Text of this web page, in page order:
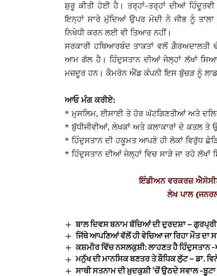
ਸ਼ੁਰੂ ਕੀਤੀ ਹੋਈ ਹੈ। ਤਰ੍ਹਾਂ-ਤਰ੍ਹਾਂ ਦੀਆਂ ਹਿੰਦੂਤਵੀ
ਇਨ੍ਹਾਂ ਸਾਰੇ ਮੁੱਦਿਆਂ ਉਪਰ ਮੋਦੀ ਨੇ ਜੀਭ ਨੂੰ
ਨਿਖੇਧੀ ਕਰਨ ਲਈ ਵੀ ਤਿਆਰ ਨਹੀਂ।
ਸਰਕਾਰੀ ਹਥਿਆਰਬੰਦ ਤਾਕਤਾਂ ਵਲੋਂ ਗ਼ੈਰਅਦਾਲਤੀ
ਆਮ ਗੱਲ ਹੈ। ਹਿੰਦੁਸਤਾਨ ਦੀਆਂ ਜੇਲ੍ਹਾਂ ਲੱਖਾਂ
ਮਜ਼ਦੂਰ ਹਨ। ਕੈਮਰੋਨ ਐਂਡ ਕੰਪਨੀ ਇਸ ਬੁੱਚੜ ਨੂੰ
ਆਓ ਮੰਗ ਕਰੀਏ:
* ਮੁਸਲਿਮ, ਈਸਾਈ ਤੇ ਹੋਰ ਘੱਟਗਿਣਤੀਆਂ ਅਤੇ
* ਬੁੱਧੀਜੀਵੀਆਂ, ਲੇਖਕਾਂ ਅਤੇ ਕਲਾਕਾਰਾਂ ਦੇ ਕਤਲ ਤੇ
* ਹਿੰਦੁਸਤਾਨ ਦੀ ਹਕੂਮਤ ਆਪਣੇ ਹੀ ਲੋਕਾਂ ਵਿਰੁੱਧ
* ਹਿੰਦੁਸਤਾਨ ਦੀਆਂ ਜੇਲ੍ਹਾਂ ਵਿਚ ਸਾੜੇ ਜਾ ਰਹੇ ਲੱਖਾਂ
ਇੰਡੀਅਨ ਵਰਕਰਜ਼
ਲੇਖ ਪਾਲ
ਬਾਲ ਦਿਵਸ ਬਨਾਮ ਬੱਚਿਆਂ ਦੀ ਦੁਰਦਸ਼ਾ –
ਜਿੱਥੇ ਆਪਣਿਆਂ ਵੱਲੋਂ ਹੀ ਵੇਚਿਆ ਜਾ ਰਿਹਾ ਮੌਤ ਦਾ
ਕਸ਼ਮੀਰ ਵਿੱਚ ਨਸਲਕੁਸ਼ੀ: ਲਾਹਣਤ ਹੈ
ਮਨੁੱਖ ਦੀ ਮਾਨਸਿਕ ਬਣਤਰ ਤੇ ਬੌਧਿਕ ਲੁੱਟ – ਡਾ.
ਸਾਥੀ ਸਤਨਾਮ ਦੀ ਖ਼ੁਦਕੁਸ਼ੀ ’ਚੋਂ ਉਠਦੇ ਸਵਾਲ -